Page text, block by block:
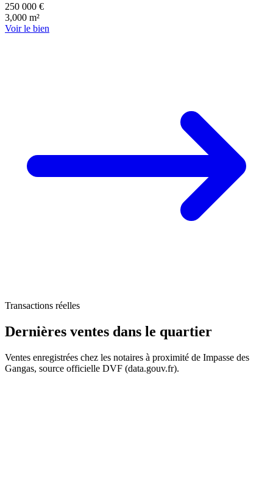
250 000 €
3,000 m²
Voir le bien
Transactions réelles
Dernières ventes dans le quartier
Ventes enregistrées chez les notaires à proximité de Impasse des
Gangas, source officielle DVF (data.gouv.fr).
471 k€
471 k€